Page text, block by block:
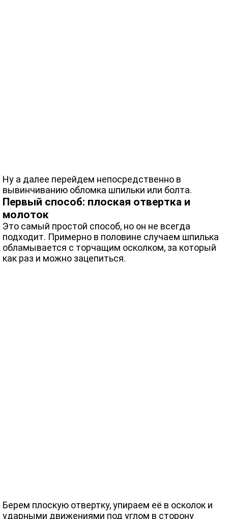
Ну а далее перейдем непосредственно в
вывинчиванию обломка шпильки или болта.
Первый способ: плоская отвертка и
молоток
Это самый простой способ, но он не всегда
подходит. Примерно в половине случаем шпилька
обламывается с торчащим осколком, за который
как раз и можно зацепиться.
Берем плоскую отвертку, упираем её в осколок и
ударными движениями под углом в сторону